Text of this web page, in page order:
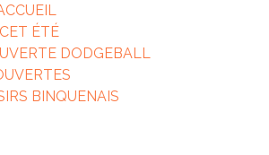
ÉTÉ
DODGEBALL
BINQUENAIS